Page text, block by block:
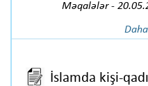
Məqalələr-
İslamda kişi-